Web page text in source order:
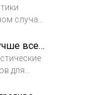
случае.
В каком возрасте лучше всего делать ринопластику?
для